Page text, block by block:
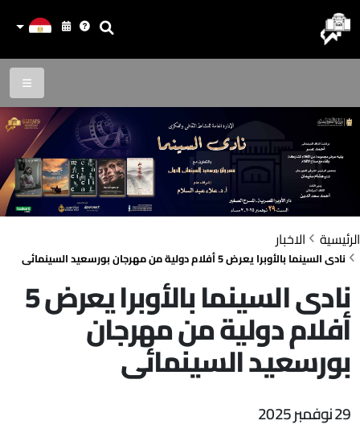
الرئيسية الاخبار
نادى السينما بالأوبرا يعرض 5 أفلام دولية من مهرجان بورسعيد السينمائى
نادى السينما بالأوبرا يعرض 5
أفلام دولية من مهرجان
بورسعيد السينمائى
29 نوفمبر 2025